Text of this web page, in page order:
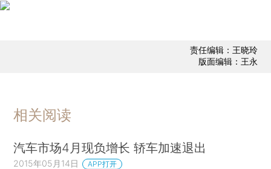
责任编辑：王晓玲
版面编辑：王永
相关阅读
汽车市场4月现负增长 轿车加速退出
2015年05月14日 APP打开